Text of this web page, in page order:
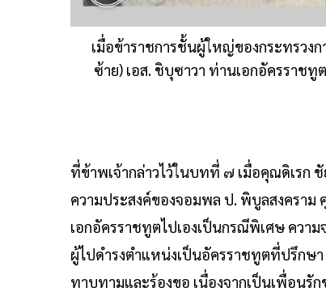
เมื่อข้าราชการชั้นผู้ใหญ่ของกระทรวง
ซ้าย) เอส. ชิบุซาวา ท่านเอกอัครราช
ที่ข้าพเจ้ากล่าวไว้ในบทที่ ๗ เมื่อคุณดิเรก
ความประสงค์ของจอมพล ป. พิบูลสงคราม
เอกอัครราชทูตไปเองเป็นกรณีพิเศษ ควา
ผู้ไปดำรงตำแหน่งเป็นอัครราชทูตที่ปรึกษ
ทาบทามและร้องขอ เนื่องจากเป็นเพื่อนรั